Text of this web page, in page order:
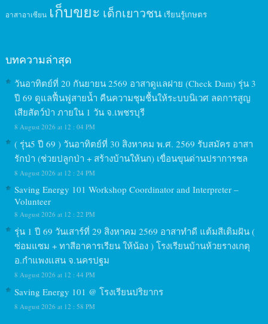
อาสาอาเซียน เก็บขยะ เด็กเยาวชน เรียนรู้เกษตร
บทความล่าสุด
วันอาทิตย์ที่ 20 กันยายน 2569 อาสาดูแลฝาย (Check Dam) รุ่น 3
ปี 69 ดูแลฟื้นฟูสายน้ำ คืนความชุมชื้นให้ระบบนิเวศ ลดการสูญ
เสียสัตว์ป่า ภายใน 1 วัน จ.เพชรบุรี
8 August 2026 at 12 : 04 PM
( รุ่น5 ปี 69 ) วันอาทิตย์ที่ 30 สิงหาคม พ.ศ. 2569 รับสมัคร อาสา
รักป่า (ช่วยปลูกป่า + สร้างบ้านให้นก) เขื่อนขุนด่านปราการชล
8 August 2026 at 12 : 24 PM
Saving Energy 101 Workshop Coordinator and Interpreter –
Volunteer
8 August 2026 at 12 : 22 PM
รุ่น 1 ปี 69 วันเสาร์ที่ 29 สิงหาคม 2569 อาสาทำดี แต้มสีเติมฝัน (
ซ่อมแซม + ทาสีอาคารเรียน ให้น้อง ) โรงเรียนบ้านห้วยรางเกตุ
อ.กำแพงแสน จ.นครปฐม
8 August 2026 at 12 : 44 PM
Saving Energy 101 @ โรงเรียนปริยากร
8 August 2026 at 12 : 58 PM